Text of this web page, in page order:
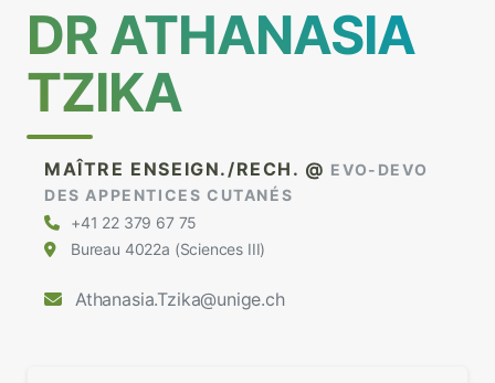
DR ATHANASIA
TZIKA
MAÎTRE ENSEIGN./RECH. @ EVO-DEVO
DES APPENTICES CUTANÉS
+41 22 379 67 75
Bureau 4022a (Sciences III)
Athanasia.Tzika@unige.ch